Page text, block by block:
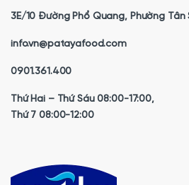
3E/10 Đường Phổ Quang, Phường Tân
info.vn@patayafood.com
0901.361.400
Thứ Hai – Thứ Sáu 08:00-17:00,
Thứ 7 08:00-12:00